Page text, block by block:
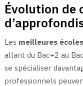
Évolution de
Les meilleures
allant du Bac+2 au
se spécialiser
professionnels